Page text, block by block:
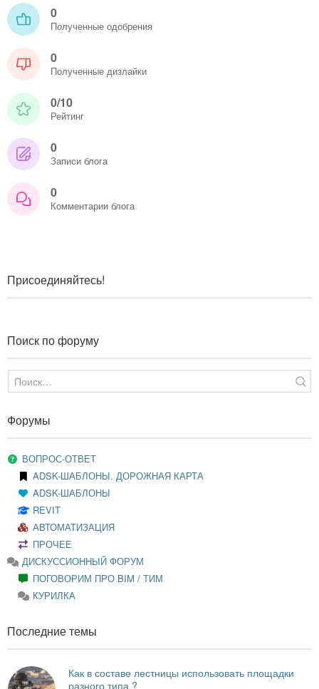
0
Полученные одобрения
0
Полученные дизлайки
0/10
Рейтинг
0
Записи блога
0
Комментарии блога
Присоединяйтесь!
Поиск по форуму
Форумы
ВОПРОС-ОТВЕТ
ADSK-ШАБЛОНЫ. ДОРОЖНАЯ КАРТА
ADSK-ШАБЛОНЫ
REVIT
АВТОМАТИЗАЦИЯ
ПРОЧЕЕ
ДИСКУССИОННЫЙ ФОРУМ
ПОГОВОРИМ ПРО BIM / ТИМ
КУРИЛКА
Последние темы
Как в составе лестницы использовать площадки
разного типа ?